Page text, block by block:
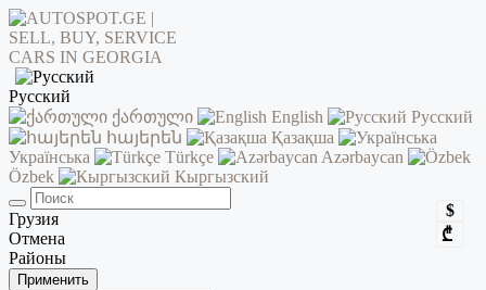
Русский
ქართული
English
Русский
հայերեն
Қазақша
Українська
Türkçe
Azərbaycan
Özbek
Кыргызский
$
₾
Грузия
Отмена
Районы
Применить